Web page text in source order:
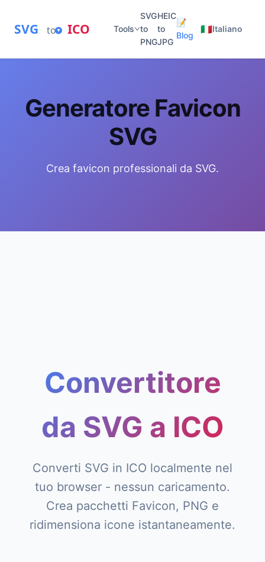
SVG to ICO Tools
SVG
to
PNG
HEIC
to
JPG
📝
Blog
🇮🇹Italiano
Generatore Favicon
SVG
Crea favicon professionali da SVG.
Convertitore
da SVG a ICO
Converti SVG in ICO localmente nel
tuo browser - nessun caricamento.
Crea pacchetti Favicon, PNG e
ridimensiona icone istantaneamente.